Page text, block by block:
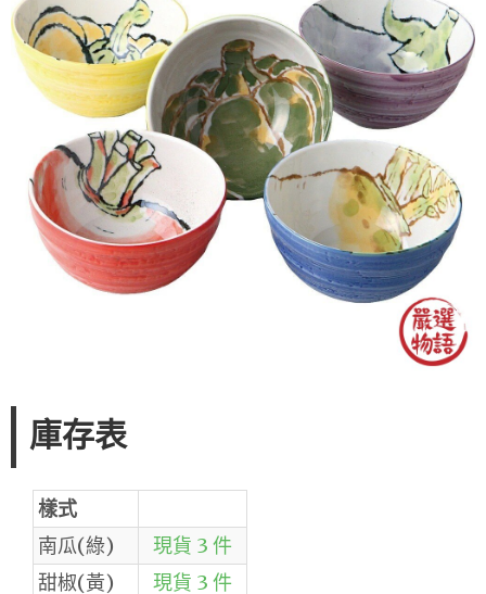
庫存表
樣式
南瓜(綠)
現貨 3 件
甜椒(黃)
現貨 3 件